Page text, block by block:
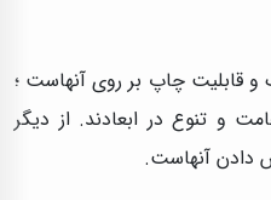
و قابلیت چاپ بر روی آنهاست ؛
و تنوع در ابعادند. از دیگر
دادن آنهاست.